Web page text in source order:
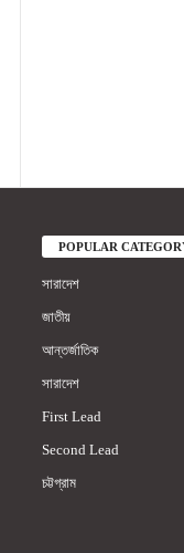
POPULAR
সারাদেশ
জাতীয়
আন্তর্জাতিক
সারাদেশ
First Lead
Second Lead
চট্টগ্রাম